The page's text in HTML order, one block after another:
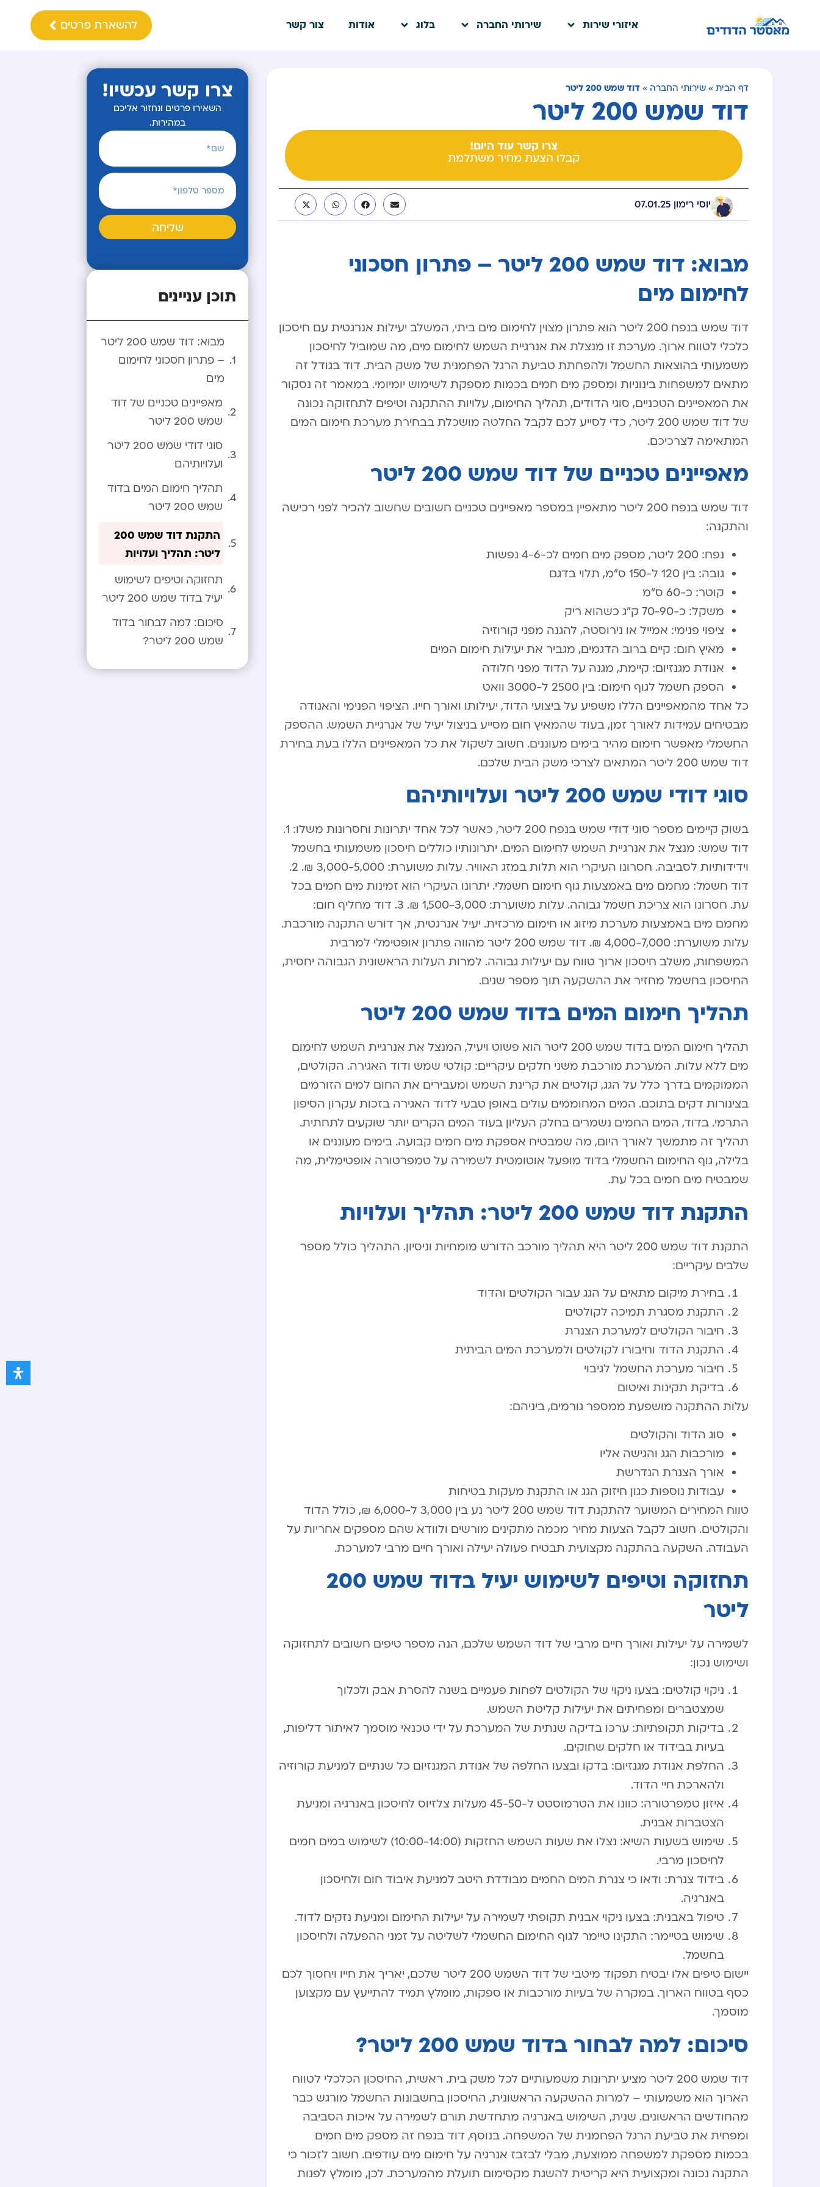
איזורי שירות שירותי החברה בלוג אודות צור קשר להשארת פרטים
דף הבית » שירותי החברה » דוד שמש 200 ליטר
דוד שמש 200 ליטר
צרו קשר עוד היום!
קבלו הצעת מחיר משתלמת
יוסי רימון 07.01.25
מבוא: דוד שמש 200 ליטר – פתרון חסכוני
לחימום מים
דוד שמש בנפח 200 ליטר הוא פתרון מצוין לחימום מים ביתי, המשלב יעילות אנרגטית עם חיסכון
כלכלי לטווח ארוך. מערכת זו מנצלת את אנרגיית השמש לחימום מים, מה שמוביל לחיסכון
משמעותי בהוצאות החשמל ולהפחתת טביעת הרגל הפחמנית של משק הבית. דוד בגודל זה
מתאים למשפחות בינוניות ומספק מים חמים בכמות מספקת לשימוש יומיומי. במאמר זה נסקור
את המאפיינים הטכניים, סוגי הדודים, תהליך החימום, עלויות ההתקנה וטיפים לתחזוקה נכונה
של דוד שמש 200 ליטר, כדי לסייע לכם לקבל החלטה מושכלת בבחירת מערכת חימום המים
המתאימה לצרכיכם.
מאפיינים טכניים של דוד שמש 200 ליטר
דוד שמש בנפח 200 ליטר מתאפיין במספר מאפיינים טכניים חשובים שחשוב להכיר לפני רכישה
והתקנה:
נפח: 200 ליטר, מספק מים חמים לכ-4-6 נפשות
גובה: בין 120 ל-150 ס”מ, תלוי בדגם
קוטר: כ-60 ס”מ
משקל: כ-70-90 ק”ג כשהוא ריק
ציפוי פנימי: אמייל או נירוסטה, להגנה מפני קורוזיה
מאיץ חום: קיים ברוב הדגמים, מגביר את יעילות חימום המים
אנודת מגנזיום: קיימת, מגנה על הדוד מפני חלודה
הספק חשמל לגוף חימום: בין 2500 ל-3000 וואט
כל אחד מהמאפיינים הללו משפיע על ביצועי הדוד, יעילותו ואורך חייו. הציפוי הפנימי והאנודה
מבטיחים עמידות לאורך זמן, בעוד שהמאיץ חום מסייע בניצול יעיל של אנרגיית השמש. ההספק
החשמלי מאפשר חימום מהיר בימים מעוננים. חשוב לשקול את כל המאפיינים הללו בעת בחירת
דוד שמש 200 ליטר המתאים לצרכי משק הבית שלכם.
סוגי דודי שמש 200 ליטר ועלויותיהם
בשוק קיימים מספר סוגי דודי שמש בנפח 200 ליטר, כאשר לכל אחד יתרונות וחסרונות משלו: 1.
דוד שמש: מנצל את אנרגיית השמש לחימום המים. יתרונותיו כוללים חיסכון משמעותי בחשמל
וידידותיות לסביבה. חסרונו העיקרי הוא תלות במזג האוויר. עלות משוערת: 3,000-5,000 ₪. 2.
דוד חשמל: מחמם מים באמצעות גוף חימום חשמלי. יתרונו העיקרי הוא זמינות מים חמים בכל
עת. חסרונו הוא צריכת חשמל גבוהה. עלות משוערת: 1,500-3,000 ₪. 3. דוד מחליף חום:
מחמם מים באמצעות מערכת מיזוג או חימום מרכזית. יעיל אנרגטית, אך דורש התקנה מורכבת.
עלות משוערת: 4,000-7,000 ₪. דוד שמש 200 ליטר מהווה פתרון אופטימלי למרבית
המשפחות, משלב חיסכון ארוך טווח עם יעילות גבוהה. למרות העלות הראשונית הגבוהה יחסית,
החיסכון בחשמל מחזיר את ההשקעה תוך מספר שנים.
תהליך חימום המים בדוד שמש 200 ליטר
תהליך חימום המים בדוד שמש 200 ליטר הוא פשוט ויעיל, המנצל את אנרגיית השמש לחימום
מים ללא עלות. המערכת מורכבת משני חלקים עיקריים: קולטי שמש ודוד האגירה. הקולטים,
הממוקמים בדרך כלל על הגג, קולטים את קרינת השמש ומעבירים את החום למים הזורמים
בצינורות דקים בתוכם. המים המחוממים עולים באופן טבעי לדוד האגירה בזכות עקרון הסיפון
התרמי. בדוד, המים החמים נשמרים בחלק העליון בעוד המים הקרים יותר שוקעים לתחתית.
תהליך זה מתמשך לאורך היום, מה שמבטיח אספקת מים חמים קבועה. בימים מעוננים או
בלילה, גוף החימום החשמלי בדוד מופעל אוטומטית לשמירה על טמפרטורה אופטימלית, מה
שמבטיח מים חמים בכל עת.
התקנת דוד שמש 200 ליטר: תהליך ועלויות
התקנת דוד שמש 200 ליטר היא תהליך מורכב הדורש מומחיות וניסיון. התהליך כולל מספר
שלבים עיקריים:
בחירת מיקום מתאים על הגג עבור הקולטים והדוד
התקנת מסגרת תמיכה לקולטים
חיבור הקולטים למערכת הצנרת
התקנת הדוד וחיבורו לקולטים ולמערכת המים הביתית
חיבור מערכת החשמל לגיבוי
בדיקת תקינות ואיטום
עלות ההתקנה מושפעת ממספר גורמים, ביניהם:
סוג הדוד והקולטים
מורכבות הגג והגישה אליו
אורך הצנרת הנדרשת
עבודות נוספות כגון חיזוק הגג או התקנת מעקות בטיחות
טווח המחירים המשוער להתקנת דוד שמש 200 ליטר נע בין 3,000 ל-6,000 ₪, כולל הדוד
והקולטים. חשוב לקבל הצעות מחיר מכמה מתקינים מורשים ולוודא שהם מספקים אחריות על
העבודה. השקעה בהתקנה מקצועית תבטיח פעולה יעילה ואורך חיים מרבי למערכת.
תחזוקה וטיפים לשימוש יעיל בדוד שמש 200
ליטר
לשמירה על יעילות ואורך חיים מרבי של דוד השמש שלכם, הנה מספר טיפים חשובים לתחזוקה
ושימוש נכון:
ניקוי קולטים: בצעו ניקוי של הקולטים לפחות פעמיים בשנה להסרת אבק ולכלוך
שמצטברים ומפחיתים את יעילות קליטת השמש.
בדיקות תקופתיות: ערכו בדיקה שנתית של המערכת על ידי טכנאי מוסמך לאיתור דליפות,
בעיות בבידוד או חלקים שחוקים.
החלפת אנודת מגנזיום: בדקו ובצעו החלפה של אנודת המגנזיום כל שנתיים למניעת קורוזיה
ולהארכת חיי הדוד.
איזון טמפרטורה: כוונו את הטרמוסטט ל-45-50 מעלות צלזיוס לחיסכון באנרגיה ומניעת
הצטברות אבנית.
שימוש בשעות השיא: נצלו את שעות השמש החזקות (10:00-14:00) לשימוש במים חמים
לחיסכון מרבי.
בידוד צנרת: ודאו כי צנרת המים החמים מבודדת היטב למניעת איבוד חום ולחיסכון
באנרגיה.
טיפול באבנית: בצעו ניקוי אבנית תקופתי לשמירה על יעילות החימום ומניעת נזקים לדוד.
שימוש בטיימר: התקינו טיימר לגוף החימום החשמלי לשליטה על זמני ההפעלה ולחיסכון
בחשמל.
יישום טיפים אלו יבטיח תפקוד מיטבי של דוד השמש 200 ליטר שלכם, יאריך את חייו ויחסוך לכם
כסף בטווח הארוך. במקרה של בעיות מורכבות או ספקות, מומלץ תמיד להתייעץ עם מקצוען
מוסמך.
סיכום: למה לבחור בדוד שמש 200 ליטר?
דוד שמש 200 ליטר מציע יתרונות משמעותיים לכל משק בית. ראשית, החיסכון הכלכלי לטווח
הארוך הוא משמעותי – למרות ההשקעה הראשונית, החיסכון בחשבונות החשמל מורגש כבר
מהחודשים הראשונים. שנית, השימוש באנרגיה מתחדשת תורם לשמירה על איכות הסביבה
ומפחית את טביעת הרגל הפחמנית של המשפחה. בנוסף, דוד בנפח זה מספק מים חמים
בכמות מספקת למשפחה ממוצעת, מבלי לבזבז אנרגיה על חימום מים עודפים. חשוב לזכור כי
התקנה נכונה ומקצועית היא קריטית להשגת מקסימום תועלת מהמערכת. לכן, מומלץ לפנות
צרו קשר עכשיו!
השאירו פרטים ונחזור אליכם
במהירות.
שליחה
תוכן עניינים
מבוא: דוד שמש 200 ליטר
– פתרון חסכוני לחימום
מים
מאפיינים טכניים של דוד
שמש 200 ליטר
סוגי דודי שמש 200 ליטר
ועלויותיהם
תהליך חימום המים בדוד
שמש 200 ליטר
התקנת דוד שמש 200
ליטר: תהליך ועלויות
תחזוקה וטיפים לשימוש
יעיל בדוד שמש 200 ליטר
סיכום: למה לבחור בדוד
שמש 200 ליטר?